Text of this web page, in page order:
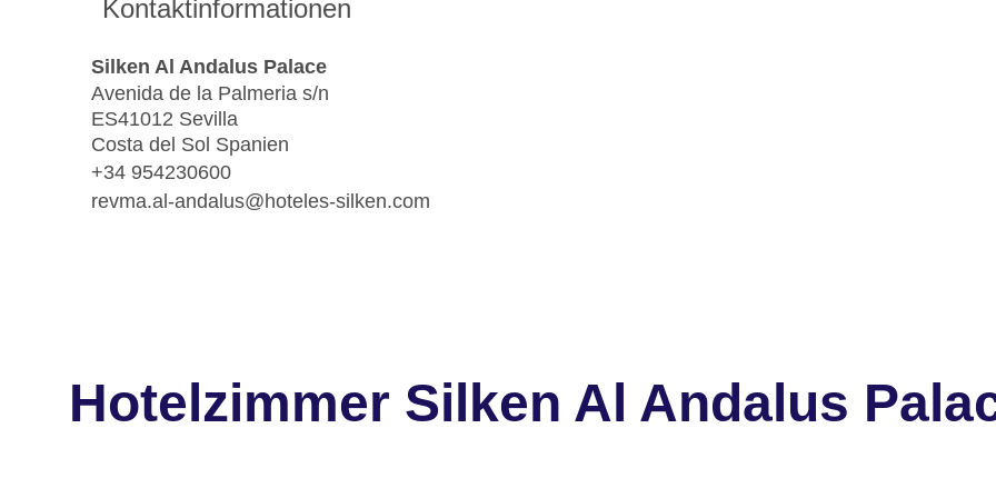
Kontaktinformationen
Silken Al Andalus Palace
Avenida de la Palmeria s/n
ES41012 Sevilla
Costa del Sol Spanien
+34 954230600
revma.al-andalus@hoteles-silken.com
Hotelzimmer Silken Al Andalus